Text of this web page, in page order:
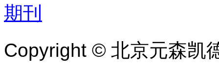
期刊
Copyright © 北京元森凯